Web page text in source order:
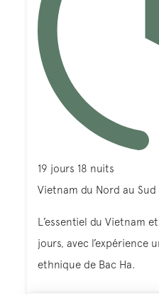
19 jours 18 nuits
Vietnam du Nord au Sud
L’essentiel du Vietnam
jours, avec l’expérience
ethnique de Bac Ha.